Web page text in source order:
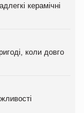
керамічні
коли довго